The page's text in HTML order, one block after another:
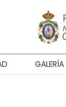
GALERÍA